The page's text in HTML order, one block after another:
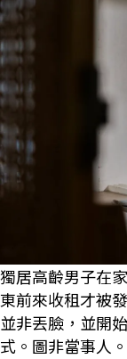
獨居高齡男子在
東前來收租才被
並非丟臉，並開
式。圖非當事人